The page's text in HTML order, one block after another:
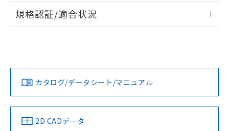
サージオン電流耐量
ログイン/会員登録
ダウンロードデータをご利用いただく前に、以下を必ずお読
みください。
ソフトウェアの使用条件
EU RoHS 注意事項・凡例
対応済み
中国 RoHS 注意事項・凡例
規格認証/適合状況
LR型式承認
（イギリス
船舶規格）
DNV型式承認
（ノルウェー
BV型式承認
（フランス
KR型式
（韓国
カタログ/データシート/マニュアル
2D CADデータ
していることから、特段のことがない限
り、2022年1月12日より割愛しておりま